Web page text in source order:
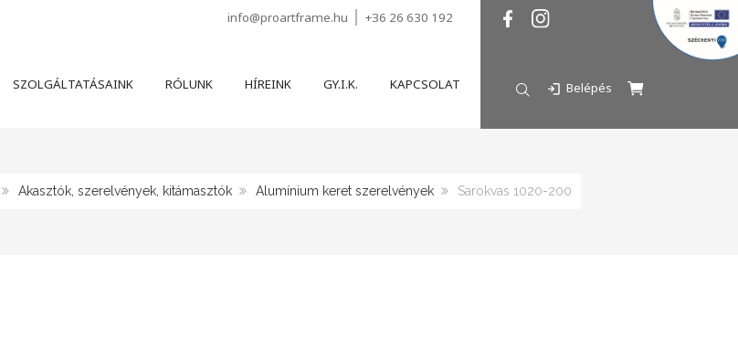
info@proartframe.hu +36 26 630 192
SZOLGÁLTATÁSAINK RÓLUNK HÍREINK GY.I.K. KAPCSOLAT Belépés
Akasztók, szerelvények, kitámasztók Alumínium keret szerelvények Sarokvas 1020-200